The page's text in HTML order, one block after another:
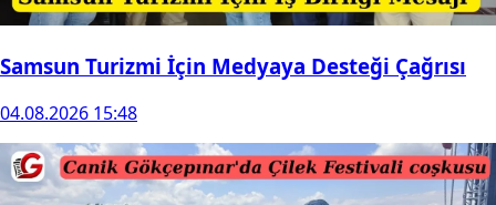
Samsun Turizmi İçin Medyaya Desteği Çağrısı
04.08.2026 15:48